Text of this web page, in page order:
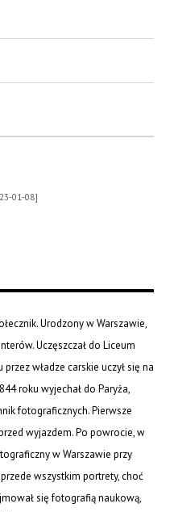
01-08]
Urodzony w Warszawie,
Uczęszczał do Liceum
władze carskie uczył się na
roku wyjechał do Paryża,
fotograficznych. Pierwsze
wyjazdem. Po powrocie, w
w Warszawie przy
wszystkim portrety, choć
się fotografią naukową,